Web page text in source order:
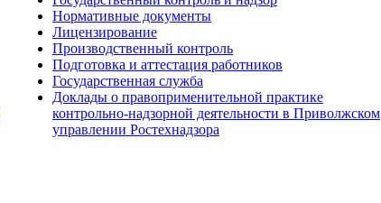
Нормативные документы
Лицензирование
Производственный контроль
Подготовка и аттестация работников
Государственная служба
Доклады о правоприменительной практике
контрольно-надзорной деятельности в Приволжском
управлении Ростехнадзора